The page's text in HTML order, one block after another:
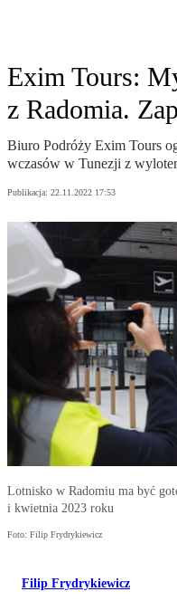
Exim Tours:
z Radomia.
Biuro Podróży Exim Tours
wczasów w Tunezji z
Publikacja: 22.11.2022 17:53
Lotnisko w Radomiu ma być
i kwietnia 2023 roku
Foto: Filip Frydrykiewicz
Filip Frydrykiewicz